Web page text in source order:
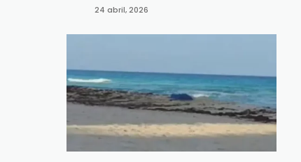
24 abril, 2026